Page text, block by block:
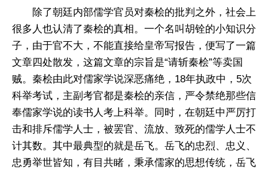
除了朝廷内部儒学官员对秦桧的批判之外，社会上
很多人也认清了秦桧的真相。一个名叫胡铨的小知识分
子，由于官不大，不能直接给皇帝写报告，便写了一篇
文章四处散发，这篇文章的宗旨是“请斩秦桧”等卖国
贼。秦桧由此对儒家学说深恶痛绝，18年执政中，5次
科举考试，主副考官都是秦桧的亲信，严令禁绝那些信
奉儒家学说的读书人考上科举。同时，在朝廷中严厉打
击和排斥儒学人士，被罢官、流放、致死的儒学人士不
计其数。其中最典型的就是岳飞。岳飞的忠烈、忠义、
忠勇举世皆知，有目共睹，秉承儒家的思想传统，岳飞